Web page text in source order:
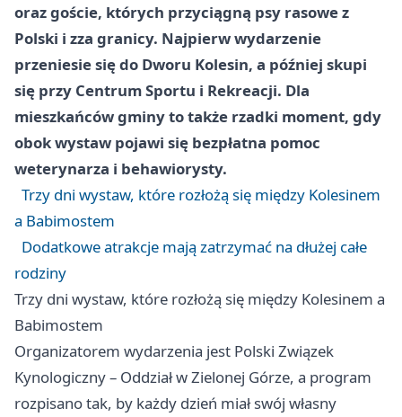
oraz goście, których przyciągną psy rasowe z
Polski i zza granicy. Najpierw wydarzenie
przeniesie się do Dworu Kolesin, a później skupi
się przy Centrum Sportu i Rekreacji. Dla
mieszkańców gminy to także rzadki moment, gdy
obok wystaw pojawi się bezpłatna pomoc
weterynarza i behawiorysty.
Trzy dni wystaw, które rozłożą się między Kolesinem
a Babimostem
Dodatkowe atrakcje mają zatrzymać na dłużej całe
rodziny
Trzy dni wystaw, które rozłożą się między Kolesinem a
Babimostem
Organizatorem wydarzenia jest Polski Związek
Kynologiczny – Oddział w Zielonej Górze, a program
rozpisano tak, by każdy dzień miał swój własny